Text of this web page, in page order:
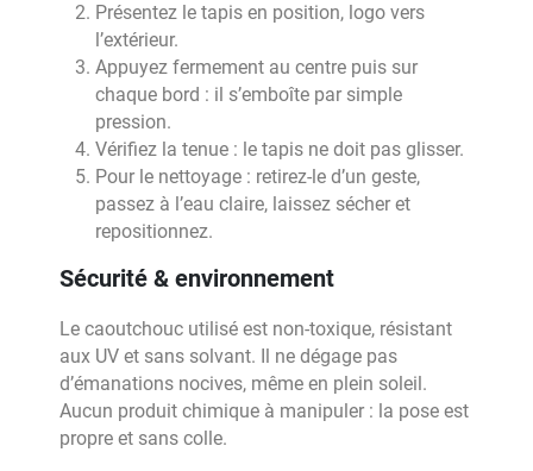
Présentez le tapis en position, logo vers
l’extérieur.
Appuyez fermement au centre puis sur
chaque bord : il s’emboîte par simple
pression.
Vérifiez la tenue : le tapis ne doit pas glisser.
Pour le nettoyage : retirez-le d’un geste,
passez à l’eau claire, laissez sécher et
repositionnez.
Sécurité & environnement
Le caoutchouc utilisé est non-toxique, résistant
aux UV et sans solvant. Il ne dégage pas
d’émanations nocives, même en plein soleil.
Aucun produit chimique à manipuler : la pose est
propre et sans colle.